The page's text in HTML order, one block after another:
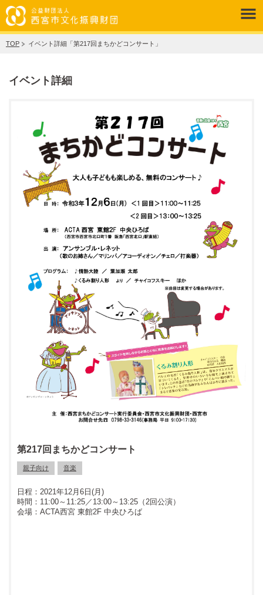
TOP イベント詳細「第217回まちかどコンサート」
イベント詳細
第217回まちかどコンサート
親子向け 音楽
2021年12月6日(月)
11:00～11:25／13:00～13:25（2回公演）
ACTA西宮 東館2F 中央ひろば